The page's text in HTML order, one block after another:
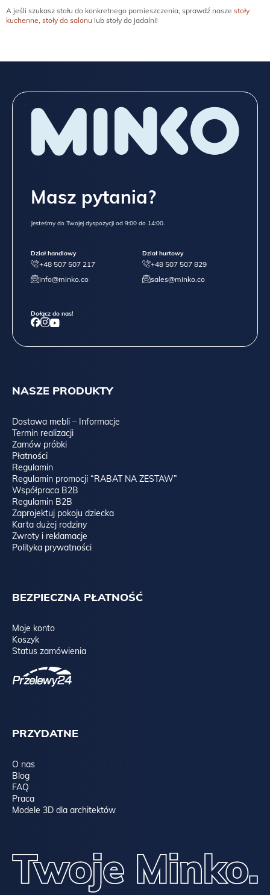
A jeśli szukasz stołu do konkretnego pomieszczenia, sprawdź nasze stoły
kuchenne, stoły do salonu lub stoły do jadalni!
NASZE PRODUKTY
Dostawa mebli – Informacje
Termin realizacji
Zamów próbki
Płatności
Regulamin
Regulamin promocji “RABAT NA ZESTAW”
Współpraca B2B
Regulamin B2B
Zaprojektuj pokoju dziecka
Karta dużej rodziny
Zwroty i reklamacje
Polityka prywatności
BEZPIECZNA PŁATNOŚĆ
Moje konto
Koszyk
Status zamówienia
PRZYDATNE
O nas
Blog
FAQ
Praca
Modele 3D dla architektów
Masz pytania?
Jesteśmy do Twojej dyspozycji od 9:00 do 14:00.
Dział handlowy
+48 507 507 217
info@minko.co
Dział hurtowy
+48 507 507 829
sales@minko.co
Dołącz do nas!